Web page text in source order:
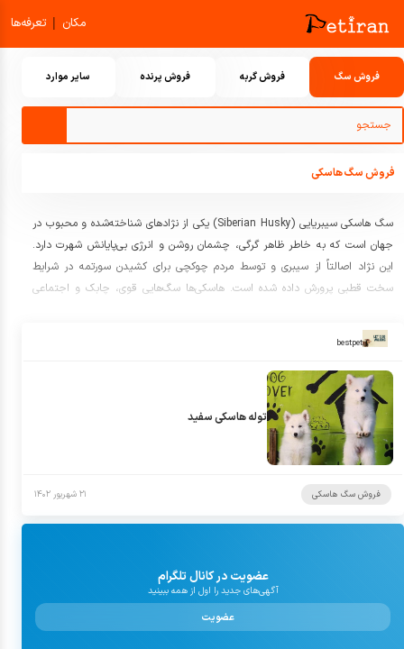
مکان | تعرفه‌ها
فروش سگ فروش گربه فروش پرنده سایر موارد
فروش سگ هاسکی
سگ هاسکی سیبریایی (Siberian Husky)
یکی از نژادهای شناخته‌شده و محبوب در
جهان است که به خاطر ظاهر گرگی، چشمان روشن و انرژی بی‌پایانش شهرت دارد.
این نژاد اصالتاً از سیبری و توسط مردم چوکچی برای کشیدن سورتمه در شرایط
سخت قطبی پرورش داده شده است. هاسکی‌ها سگ‌هایی قوی، چابک و اجتماعی
پوشش مویی ضخیم و دولایه آن‌ها را در برابر سرما محافظت می‌کند و رنگ‌های
مهربان است، ولی روحیه‌ی مستقل و گاه سرسخت آن‌ها نیاز به آموزش و تربیت
صحیح از سنین پایین دارد.
هاسکی‌ها به دلیل نیاز بالا به فعالیت بدنی، گزینه‌ی مناسبی برای آپارتمان نیستند و
محیط‌های باز را ترجیح می‌دهند. اگر به دنبال سگی وفادار، پرتحرک و زیبا هستید،
هاسکی انتخابی جذاب است. با مراجعه به پتیران می‌توانید آگهی‌های معتبر
مشاهده کنید.
bestpet
توله هاسکی سفید
فروش سگ هاسکی ۲۱ شهریور ۱۴۰۲
عضویت در کانال تلگرام
آگهی‌های جدید را اول از همه ببینید
عضویت